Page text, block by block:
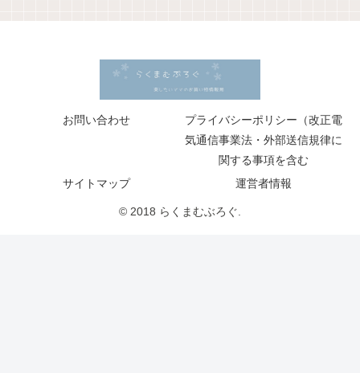
お問い合わせ
プライバシーポリシー（改正電
気通信事業法・外部送信規律に
関する事項を含む
サイトマップ
運営者情報
© 2018 らくまむぶろぐ.